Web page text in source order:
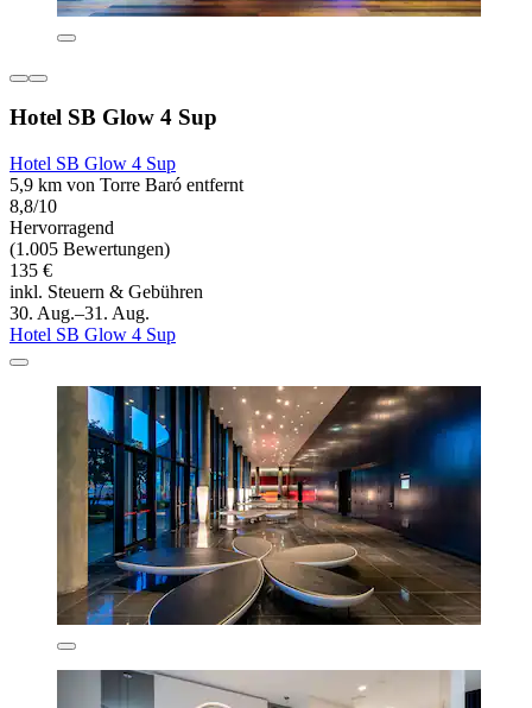
Hotel SB Glow 4 Sup
Hotel SB Glow 4 Sup
5,9 km von Torre Baró entfernt
8,8/10
Hervorragend
(1.005 Bewertungen)
135 €
inkl. Steuern & Gebühren
30. Aug.–31. Aug.
Hotel SB Glow 4 Sup